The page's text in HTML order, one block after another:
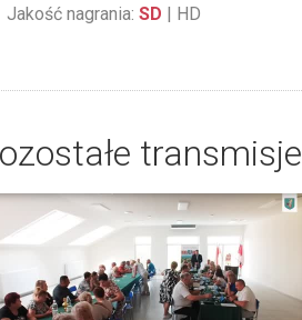
Jakość nagrania: SD | HD
transmisje